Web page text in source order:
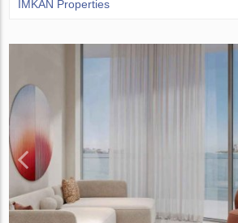
IMKAN Properties